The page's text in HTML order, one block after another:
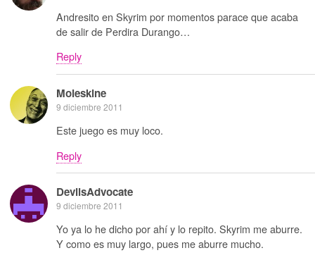
Andresito en Skyrim por momentos parace que acaba
de salir de Perdira Durango…
Reply
Moleskine
9 diciembre 2011
Este juego es muy loco.
Reply
DevilsAdvocate
9 diciembre 2011
Yo ya lo he dicho por ahí y lo repito. Skyrim me aburre.
Y como es muy largo, pues me aburre mucho.